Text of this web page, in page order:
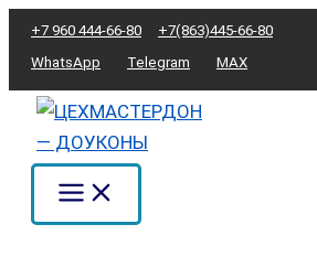
Перейти
содержимому
+7 960 444-66-80
+7(863)445-66-80
WhatsApp
Telegram MAX
Количество
Плавающее
уплотнение
(доукон)
с
размерами
129-